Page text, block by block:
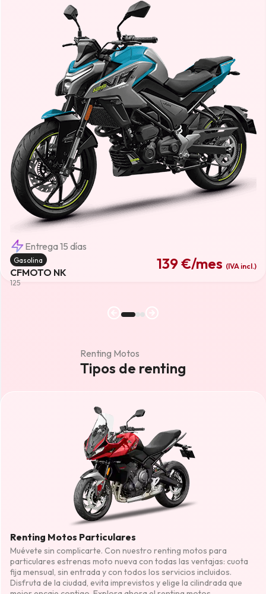
Entrega 15 días
CFMOTO NK
125
139 €/mes (IVA incl.)
Gasolina
Renting Motos
Tipos de renting
Renting Motos Particulares
Muévete sin complicarte. Con nuestro renting motos para
particulares estrenas moto nueva con todas las ventajas: cuota
fija mensual, sin entrada y con todos los servicios incluidos.
Disfruta de la ciudad, evita imprevistos y elige la cilindrada que